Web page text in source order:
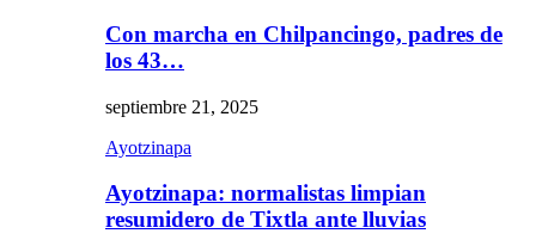
Con marcha en Chilpancingo, padres de
los 43…
septiembre 21, 2025
Ayotzinapa
Ayotzinapa: normalistas limpian
resumidero de Tixtla ante lluvias